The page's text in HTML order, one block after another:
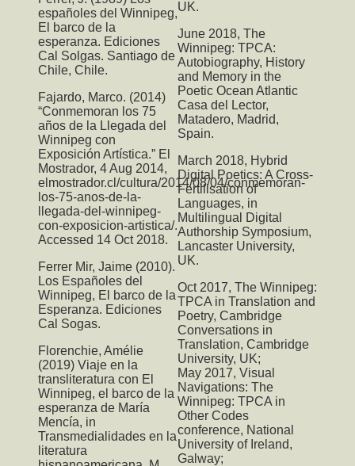
españoles del Winnipeg,
El barco de la
esperanza. Ediciones
Cal Solgas. Santiago de
Chile, Chile.
Fajardo, Marco. (2014)
“Conmemoran los 75
años de la Llegada del
Winnipeg con
Exposición Artística.” El
Mostrador, 4 Aug 2014,
elmostrador.cl/cultura/2014/08/04/conmemoran-
los-75-anos-de-la-
llegada-del-winnipeg-
con-exposicion-artistica/.
Accessed 14 Oct 2018.
Ferrer Mir, Jaime (2010).
Los Españoles del
Winnipeg, El barco de la
Esperanza. Ediciones
Cal Sogas.
Florenchie, Amélie
(2019) Viaje en la
transliteratura con El
Winnipeg, el barco de la
esperanza de María
Mencía, in
Transmedialidades en la
literatura
UK.
June 2018, The
Winnipeg: TPCA:
Autobiography, History
and Memory in the
Poetic Ocean Atlantic
Casa del Lector,
Matadero, Madrid,
Spain.
March 2018, Hybrid
Digital Poetics: A Cross-
Fertilisation of
Languages, in
Multilingual Digital
Authorship Symposium,
Lancaster University,
UK.
Oct 2017, The Winnipeg:
TPCA in Translation and
Poetry, Cambridge
Conversations in
Translation, Cambridge
University, UK;
May 2017, Visual
Navigations: The
Winnipeg: TPCA in
Other Codes
conference, National
University of Ireland,
Galway;